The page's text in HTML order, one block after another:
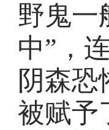
野鬼一
中”，
阴森
被赋予